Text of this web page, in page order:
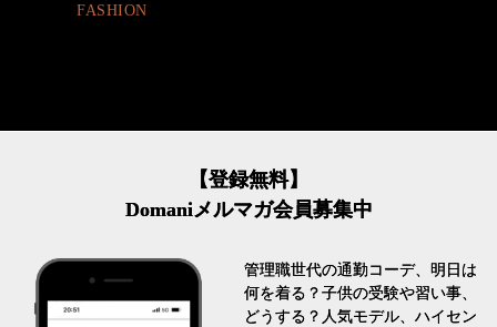
【登録無料】
Domaniメルマガ会員募集中
管理職世代の通勤コーデ、明日は
何を着る？子供の受験や習い事、
どうする？人気モデル、ハイセン